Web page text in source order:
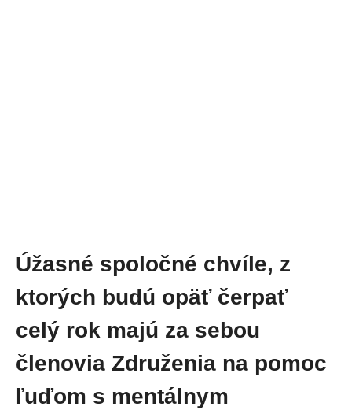
Úžasné spoločné chvíle, z
ktorých budú opäť čerpať
celý rok majú za sebou
členovia Združenia na pomoc
ľuďom s mentálnym